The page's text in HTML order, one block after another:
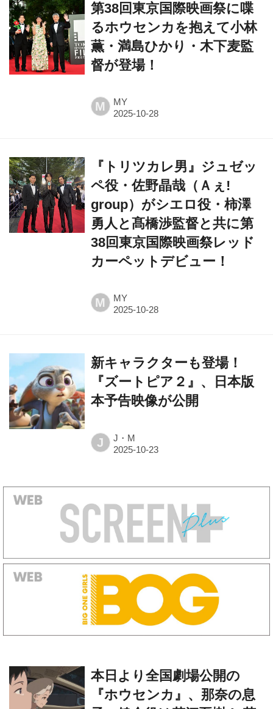
第38回東京国際映画祭に喋
るホウセンカを抱えて⼩林
薫・満島ひかり・⽊下⻨監
督が登場！
M MY
『トリツカレ男』ジュゼッ
ペ役・佐野晶哉（Ａぇ!
group）がシエロ役・柿澤
勇人と髙橋渉監督と共に第
38回東京国際映画祭レッド
カーペットデビュー！
M MY
新キャラクターも登場！
『ズートピア２』、日本版
本予告映像が公開
J J・M
本⽇より全国劇場公開の
『ホウセンカ』、那奈の息